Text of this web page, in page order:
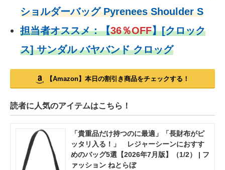
ショルダーバッグ Pyrenees Shoulder S
担当者オススメ：【36％OFF】[クロック
ス] サンダル バヤバンド クロッグ
【Amazon】本日の割引き商品をチェックする！
読者に人気のアイテムはこちら！
「貴重品だけ持つのに最適」「長財布がピ
ッタリ入る！」 レジャーシーンにおすす
めのバッグ5選【2026年7月版】（1/2） | フ
ァッション ねとらぼ